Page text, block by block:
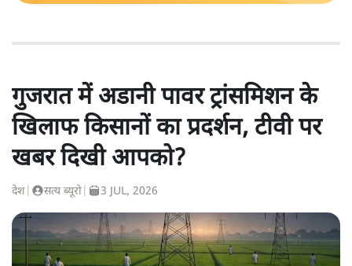
गुजरात में अडानी पावर ट्रांसमिशन के
खिलाफ किसानों का प्रदर्शन, टीवी पर
खबर दिखी आपको?
देश सत्य ब्यूरो 3 JUL, 2026